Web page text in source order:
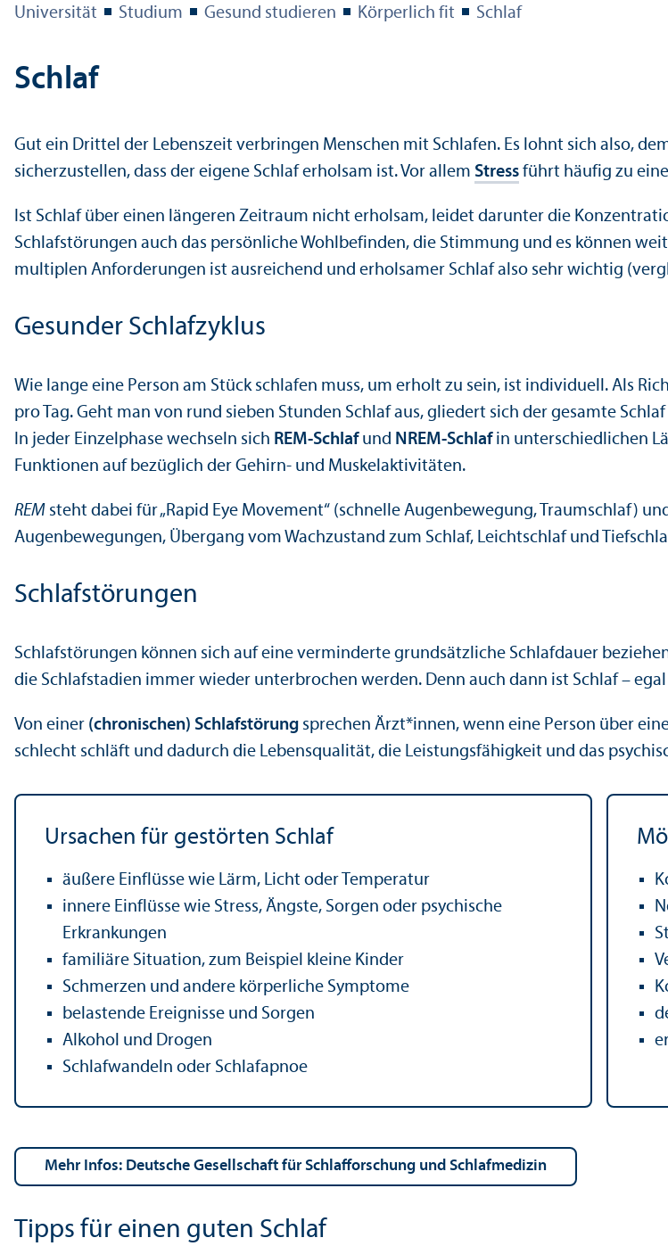
Universität Studium Gesund studieren Körperlich fit Schlaf
Schlaf
Gut ein Drittel der Lebens­zeit verbringen Menschen mit Schlafen. Es lohnt sich also,
sicherzustellen, dass der eigene Schlaf erholsam ist. Vor allem Stress führt häufig zu
Ist Schlaf über einen längeren Zeitraum nicht erholsam, leidet dar­unter die
Schlafstörungen auch das persönliche Wohlbefinden, die Stimmung und es können
multiplen Anforderungen ist ausreichend und erholsamer Schlaf also sehr wichtig
Gesunder Schlaf­zyklus
Wie lange eine Person am Stück schlafen muss, um erholt zu sein, ist individuell. Als
pro Tag. Geht man von rund sieben Stunden Schlaf aus, gliedert sich der gesamte
In jeder Einzel­phase wechseln sich REM-Schlafund NREM-Schlafin unter­schiedlichen
Funktionen auf bezüglich der Gehirn- und Muskelaktivitäten.
REM steht dabei für „Rapid Eye Movement“ (schnelle Augenbewegung, Traumschlaf)
Augenbewegungen, Über­gang vom Wachzustand zum Schlaf, Leichtschlaf und
Schlafstörungen
Schlafstörungen können sich auf eine verminderte grundsätzliche Schlafdauer
die Schlafstadien immer wieder unter­brochen werden. Denn auch dann ist Schlaf –
Von einer (chronischen) Schlafstörung sprechen Ärzt*innen, wenn eine Person über
schlecht schläft und dadurch die Lebens­qualität, die Leistungs­fähigkeit und das
Ursachen für gestörten Schlaf
äußere Einflüsse wie Lärm, Licht oder Temperatur
innere Einflüsse wie Stress, Ängste, Sorgen oder psychische
Erkrankungen
familiäre Situation, zum Beispiel kleine Kinder
Schmerzen und andere körperliche Symptome
belastende Ereignisse und Sorgen
Alkohol und Drogen
Schlafwandeln oder Schlafapnoe
mehr Infos: Deutsche Gesellschaft für Schlafforschung und Schlafmedizin
Tipps für einen guten Schlaf